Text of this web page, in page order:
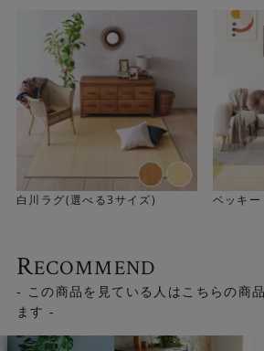
白川ラグ(選べる3サイズ)
ベッキ
RECOMMEND
- この商品を見ている人はこちらの商
ます -